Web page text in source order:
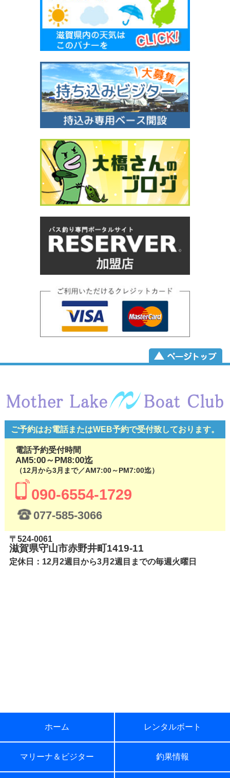
ご予約はお電話またはWEB予約で受付致しております。
電話予約受付時間
AM5:00～PM8:00迄
（12月から3月まで／AM7:00～PM7:00迄）
090-6554-1729
077-585-3066
〒524-0061
滋賀県守山市赤野井町1419-11
定休日：12月2週目から3月2週目までの毎週火曜日
ホーム レンタルボート
マリーナ＆ビジター 釣果情報